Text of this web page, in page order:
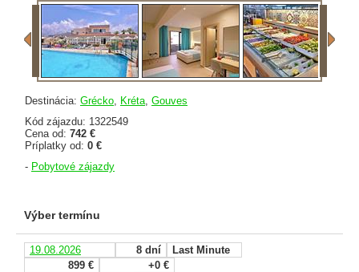
Destinácia: Grécko, Kréta, Gouves
Kód zájazdu: 1322549
Cena od: 742 €
Príplatky od: 0 €
- Pobytové zájazdy
Výber termínu
19.08.2026 8 dní
Last Minute
899 €
+0 €